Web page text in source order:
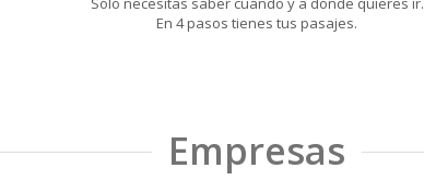
En 4 pasos tienes tus pasajes.
Empresas